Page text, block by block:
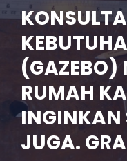
(GAZEBO)
RUMAH
INGINKAN
JUGA.